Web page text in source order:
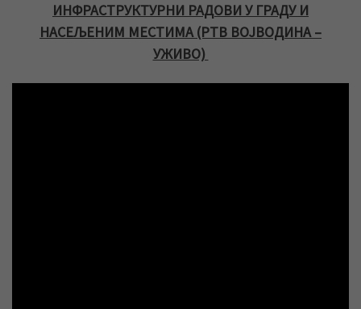
ИНФРАСТРУКТУРНИ РАДОВИ У ГРАДУ И
НАСЕЉЕНИМ МЕСТИМА (РТВ ВОЈВОДИНА –
УЖИВО)